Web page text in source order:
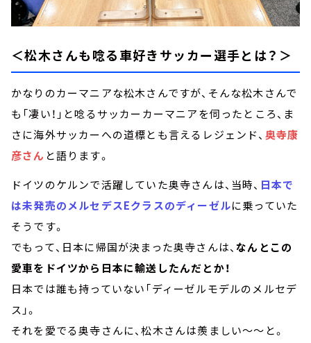
＜松木さんも唸る車好きサッカー選手とは？＞
かなりのカーマニアな松木さんですが、そんな松木さんで
も「凄い！」と唸るサッカーカーマニアを伺ったところ、ま
さに海外サッカーへの道標とも言えるレジェンド、 奥寺康
彦さん と語ります。
ドイツのケルンで活躍していた奥寺さんは、当時、 日本で
は未発売のメルセデスEクラスのディーゼルに乗っていた
そうです。
でもって、日本に帰国が決まった奥寺さんは、なんとこの
愛車をドイツから日本に輸送したんだとか！
日本では誰も持っていない「ディーゼルモデルのメルセデ
ス」。
それを愛でる奥寺さんに、松木さんは羨ましい～～と。